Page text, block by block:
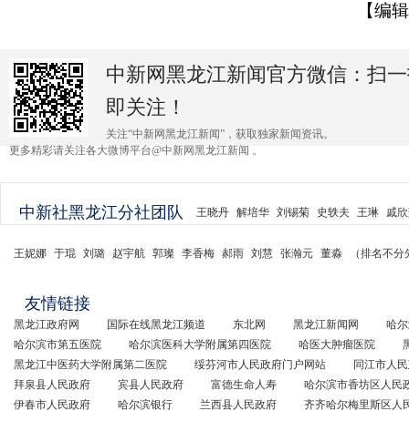
【编
中新网黑龙江新闻官方微信：扫
即关注！
关注“中新网黑龙江新闻”，获取独家新闻资讯。
更多精彩请关注各大微博平台@中新网黑龙江新闻 。
中新社黑龙江分社团队 王晓丹 解培华 刘锡菊 史轶夫 王琳 戚
王妮娜 于琨 刘璐 赵宇航 郭璨 李香梅 郝雨 刘慧 张瀚元 董淼 （排名不
友情链接
黑龙江政府网 国际在线黑龙江频道 东北网 黑龙江新闻网
哈
哈尔滨市第五医院
哈尔滨医科大学附属第四医院 哈医大肿瘤医院
黑龙江中医药大学附属第二医院
绥芬河市人民政府门户网站
同江市人
拜泉县人民政府
宾县人民政府 富德生命人寿
哈尔滨市香坊区人民
伊春市人民政府
哈尔滨银行 兰西县人民政府 齐齐哈尔梅里斯区人